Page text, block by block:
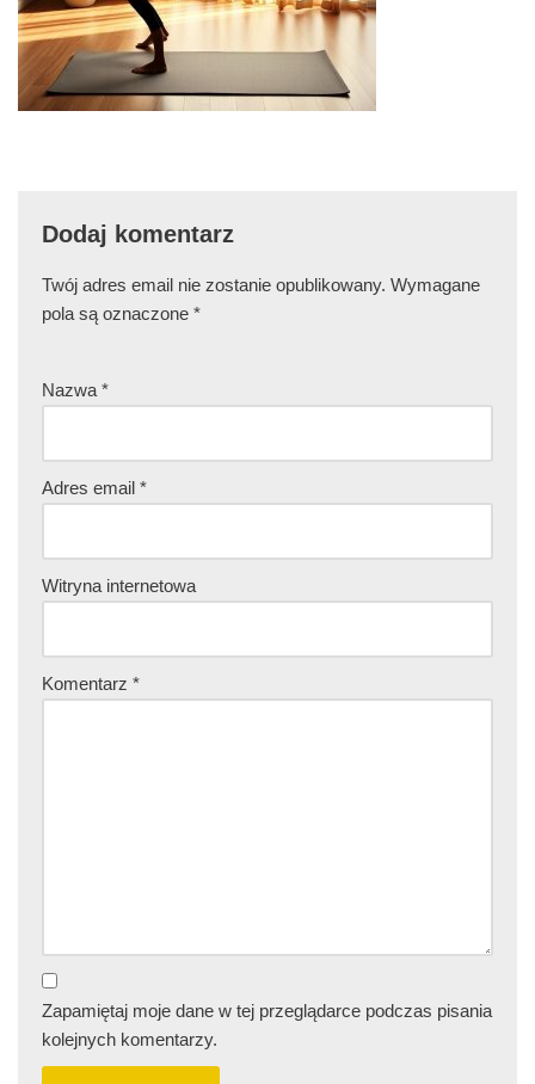
Dodaj komentarz
Twój adres email nie zostanie opublikowany. Wymagane
pola są oznaczone *
Nazwa *
Adres email *
Witryna internetowa
Komentarz *
Zapamiętaj moje dane w tej przeglądarce podczas pisania
kolejnych komentarzy.